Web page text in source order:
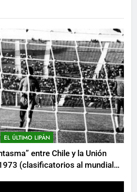
EL ÚLTIMO LIPÁN
entre Chile y la Unión
(clasificatorios al mundial